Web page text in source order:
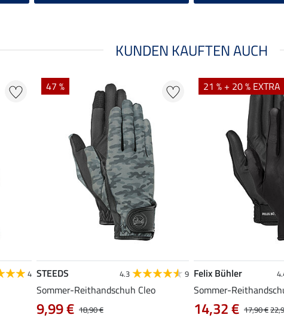
KUNDEN KAUFTEN AUCH
4
47 %
STEEDS 4.3 9
Sommer-Reithandschuh Cleo
18,90 €
9,99 €
21 % + 20 % EXTRA
Felix Bühler
Sommer-
17,90 €
14,32 €